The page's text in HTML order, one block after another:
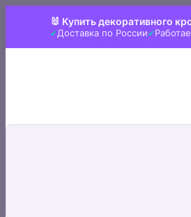
🐰 Купить декоративного
Доставка по России